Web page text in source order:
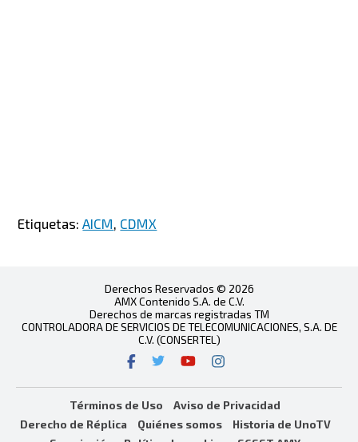
Etiquetas:AICM CDMX
Derechos Reservados © 2026
AMX Contenido S.A. de C.V.
Derechos de marcas registradas TM
CONTROLADORA DE SERVICIOS DE TELECOMUNICACIONES, S.A. DE
C.V. (CONSERTEL)
Términos de Uso
Aviso de Privacidad
Derecho de Réplica
Quiénes somos
Historia de UnoTV